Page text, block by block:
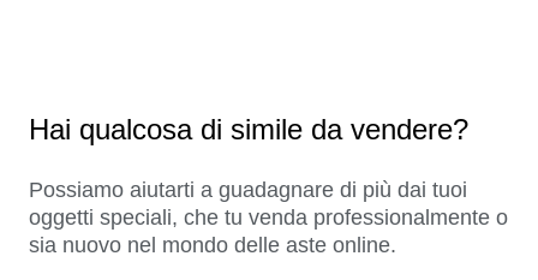
Hai qualcosa di simile da vendere?
Possiamo aiutarti a guadagnare di più dai tuoi
oggetti speciali, che tu venda professionalmente o
sia nuovo nel mondo delle aste online.